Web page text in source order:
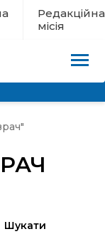
Редакційна
місія